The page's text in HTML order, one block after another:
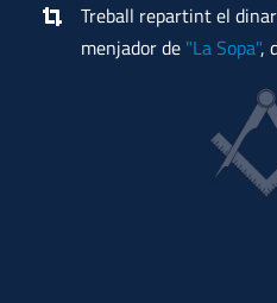
Treball repartint el
menjador de "La Sopa",